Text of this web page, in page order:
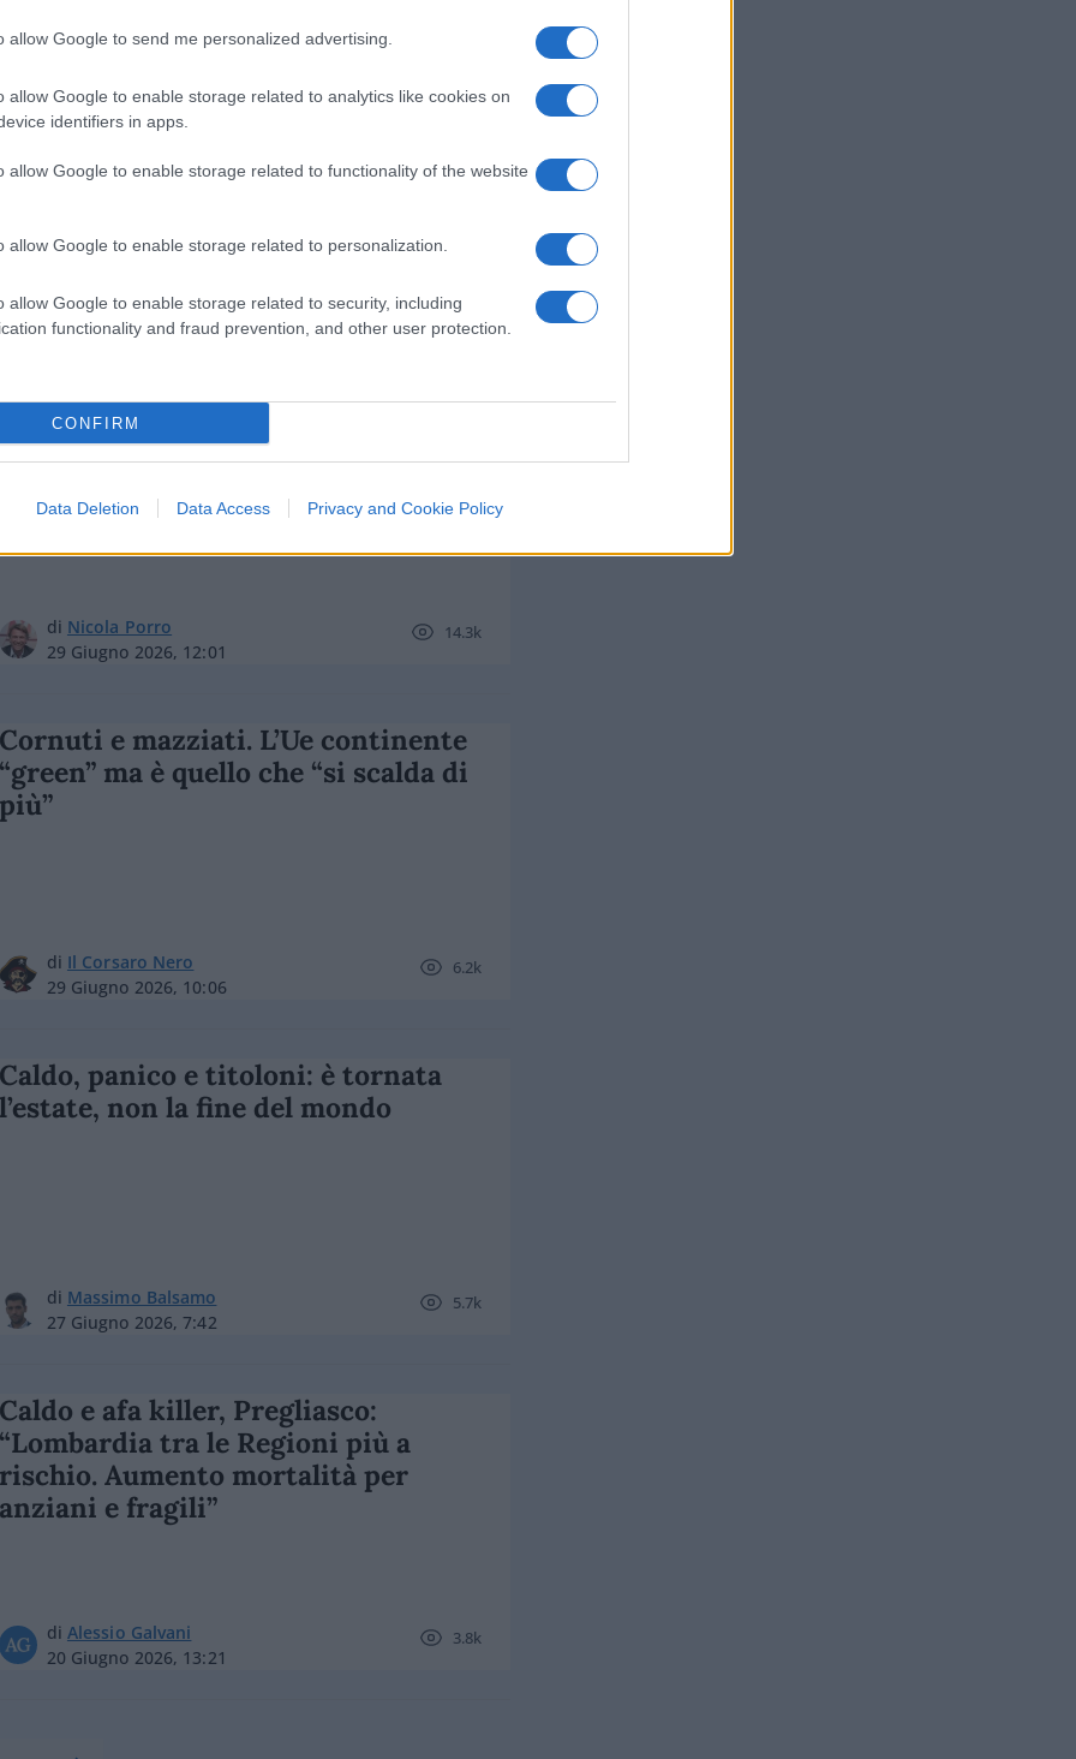
allow Google to send me personalized advertising.
allow Google to enable storage related to analytics like cookies on
identifiers in apps.
allow Google to enable storage related to functionality of the website
allow Google to enable storage related to personalization.
allow Google to enable storage related to security, including
functionality and fraud prevention, and other user protection.
CONFIRM
Data Deletion Data Access Privacy and Cookie Policy
farebbe infuriare i fanatici
di Antonello Picci
Giugno 2026, 14:00
5.8k
caldo che fa male ai giornalisti: i
sui morti sono sparati a
di Nicola Porro
29 Giugno 2026, 12:01
14.3k
Cornuti e mazziati. L’Ue continente
“green” ma è quello che “si scalda di
più”
di Il Corsaro Nero
29 Giugno 2026, 10:06
6.2k
Caldo, panico e titoloni: è tornata
l’estate, non la fine del mondo
di Massimo Balsamo
27 Giugno 2026, 7:42
5.7k
Caldo e afa killer, Pregliasco:
“Lombardia tra le Regioni più a
rischio. Aumento mortalità per
anziani e fragili”
di Alessio Galvani
20 Giugno 2026, 13:21
3.8k